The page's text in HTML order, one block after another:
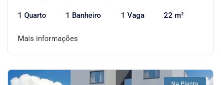
1 Quarto 1 Banheiro 1 Vaga 22 m²
Mais informações